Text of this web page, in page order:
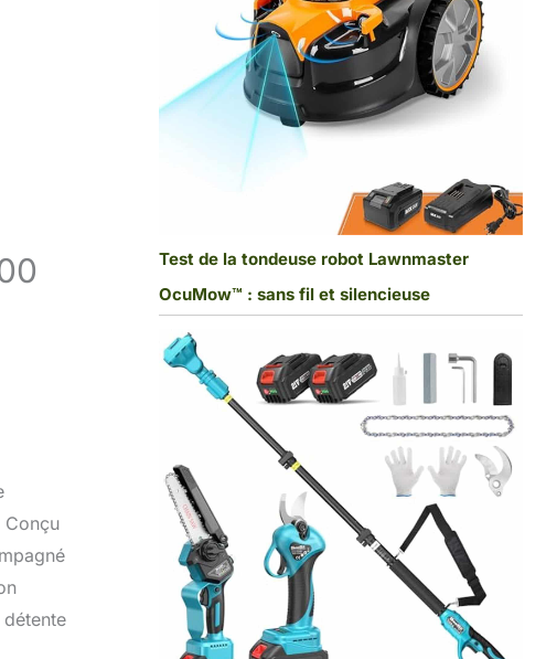
Conçu
Test de la tondeuse robot Lawnmaster
OcuMow™ : sans fil et silencieuse